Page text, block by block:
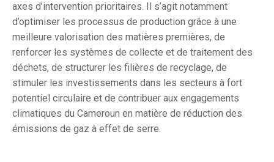
axes d’intervention prioritaires. Il s’agit notamment
d’optimiser les processus de production grâce à une
meilleure valorisation des matières premières, de
renforcer les systèmes de collecte et de traitement des
déchets, de structurer les filières de recyclage, de
stimuler les investissements dans les secteurs à fort
potentiel circulaire et de contribuer aux engagements
climatiques du Cameroun en matière de réduction des
émissions de gaz à effet de serre.